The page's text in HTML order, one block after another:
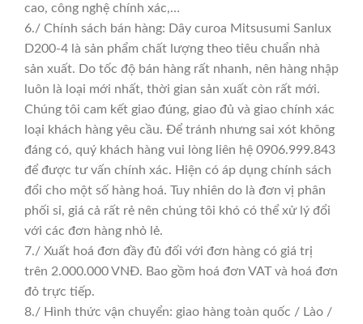
cao, công nghệ chính xác,…
6./ Chính sách bán hàng: Dây curoa Mitsusumi Sanlux
D200-4 là sản phẩm chất lượng theo tiêu chuẩn nhà
sản xuất. Do tốc độ bán hàng rất nhanh, nên hàng nhập
luôn là loại mới nhất, thời gian sản xuất còn rất mới.
Chúng tôi cam kết giao đúng, giao đủ và giao chính xác
loại khách hàng yêu cầu. Để tránh nhưng sai xót không
đáng có, quý khách hàng vui lòng liên hệ 0906.999.843
để được tư vấn chính xác. Hiện có áp dụng chính sách
đổi cho một số hàng hoá. Tuy nhiên do là đơn vị phân
phối sỉ, giá cả rất rẻ nên chúng tôi khó có thể xử lý đổi
với các đơn hàng nhỏ lẻ.
7./ Xuất hoá đơn đầy đủ đối với đơn hàng có giá trị
trên 2.000.000 VNĐ. Bao gồm hoá đơn VAT và hoá đơn
đỏ trực tiếp.
8./ Hình thức vận chuyển: giao hàng toàn quốc / Lào /